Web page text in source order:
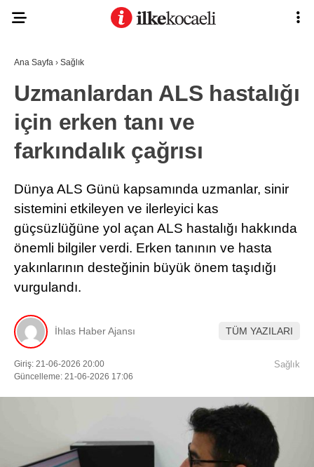
Ana Sayfa
Anasayfa
Gizlilik Politikası
Hava Durumu
Şifremi Yenile
Son Dakika
Üye Giriş
Üye Kayıt
Üye Onay
ASAYIŞ
GÜNDEM
POLITIKA
DÜNYA
SPOR
MAGAZIN
EĞITIM
TEKNOLOJI
KÖŞE YAZILARI
RÖPORTAJ
Ana Sayfa › Sağlık
Uzmanlardan ALS hastalığı
için erken tanı ve
farkındalık çağrısı
Dünya ALS Günü kapsamında uzmanlar, sinir
sistemini etkileyen ve ilerleyici kas
güçsüzlüğüne yol açan ALS hastalığı hakkında
önemli bilgiler verdi. Erken tanının ve hasta
yakınlarının desteğinin büyük önem taşıdığı
vurgulandı.
İhlas Haber Ajansı TÜM YAZILARI
Giriş: 21-06-2026 20:00
Güncelleme: 21-06-2026 17:06
Sağlık